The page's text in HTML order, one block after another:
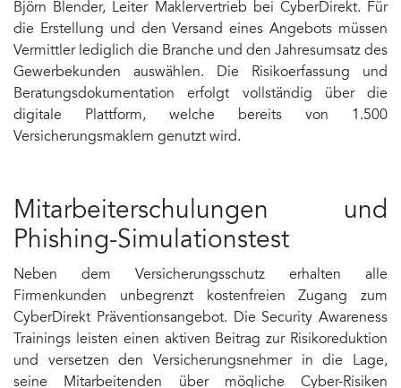
Björn Blender, Leiter Maklervertrieb bei CyberDirekt. Für
die Erstellung und den Versand eines Angebots müssen
Vermittler lediglich die Branche und den Jahresumsatz des
Gewerbekunden auswählen. Die Risikoerfassung und
Beratungsdokumentation erfolgt vollständig über die
digitale Plattform, welche bereits von 1.500
Versicherungsmaklern genutzt wird.
Mitarbeiterschulungen und
Phishing-Simulationstest
Neben dem Versicherungsschutz erhalten alle
Firmenkunden unbegrenzt kostenfreien Zugang zum
CyberDirekt Präventionsangebot. Die Security Awareness
Trainings leisten einen aktiven Beitrag zur Risikoreduktion
und versetzen den Versicherungsnehmer in die Lage,
seine Mitarbeitenden über mögliche Cyber-Risiken